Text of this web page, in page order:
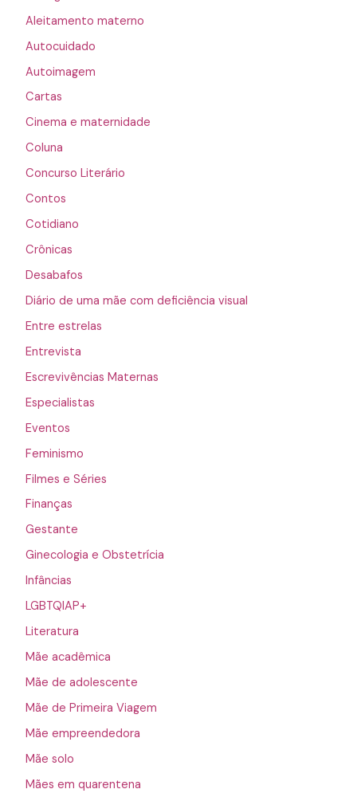
Aleitamento materno
Autocuidado
Autoimagem
Cartas
Cinema e maternidade
Coluna
Concurso Literário
Contos
Cotidiano
Crônicas
Desabafos
Diário de uma mãe com deficiência visual
Entre estrelas
Entrevista
Escrevivências Maternas
Especialistas
Eventos
Feminismo
Filmes e Séries
Finanças
Gestante
Ginecologia e Obstetrícia
Infâncias
LGBTQIAP+
Literatura
Mãe acadêmica
Mãe de adolescente
Mãe de Primeira Viagem
Mãe empreendedora
Mãe solo
Mães em quarentena